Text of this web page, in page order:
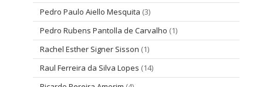
Pedro Paulo Aiello Mesquita (3)
Pedro Rubens Pantolla de Carvalho (1)
Rachel Esther Signer Sisson (1)
Raul Ferreira da Silva Lopes (14)